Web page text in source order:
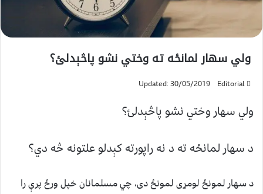
ولي سهار لمانځه ته وختي نشو پاڅېدلئ؟
Editorial
Updated: 30/05/2019
ولي سهار وختي نشو پاڅېدلئ؟
د سهار لمانځه ته د نه راپورته کېدلو علتونه څه دي؟
د سهار لمونځ لومړی لمونځ دی، چي مسلمانان خپل ورځ پرې را